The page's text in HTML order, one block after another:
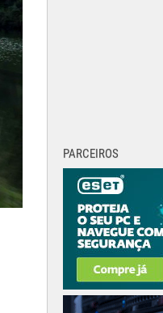
PARCEIROS